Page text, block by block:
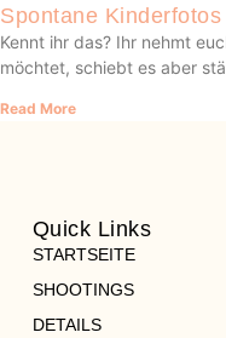
Spontane
Kennt ihr das? Ihr nehmt
möchtet, schiebt es aber
Read More
Quick Links
STARTSEITE
SHOOTINGS
DETAILS